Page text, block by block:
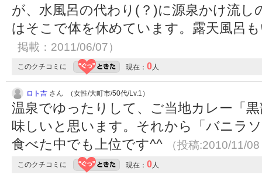
が、水風呂の代わり(？)に源泉かけ流し
はそこで体を休めています。露天風呂
掲載：2011/06/07）
このクチコミに 現在： 0人
ロト吉 さん （女性/大町市/50代/Lv.1）
温泉でゆったりして、ご当地カレー「
味しいと思います。それから「バニラ
食べた中でも上位です^^
（投稿:2010/11/
このクチコミに 現在： 0人